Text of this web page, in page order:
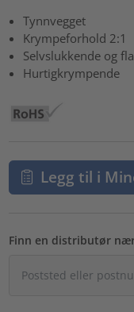
Tynnvegget
Krympeforhold 2:1
Selvslukkende og
Hurtigkrympende
Legg til i
Finn en distributør